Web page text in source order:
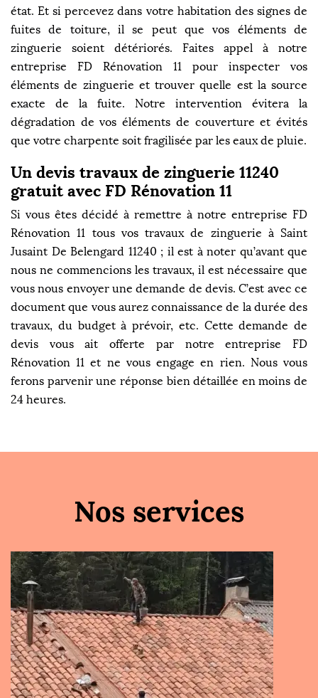
état. Et si percevez dans votre habitation des signes de
fuites de toiture, il se peut que vos éléments de
zinguerie soient détériorés. Faites appel à notre
entreprise FD Rénovation 11 pour inspecter vos
éléments de zinguerie et trouver quelle est la source
exacte de la fuite. Notre intervention évitera la
dégradation de vos éléments de couverture et évités
que votre charpente soit fragilisée par les eaux de pluie.
Un devis travaux de zinguerie 11240
gratuit avec FD Rénovation 11
Si vous êtes décidé à remettre à notre entreprise FD
Rénovation 11 tous vos travaux de zinguerie à Saint
Jusaint De Belengard 11240 ; il est à noter qu’avant que
nous ne commencions les travaux, il est nécessaire que
vous nous envoyer une demande de devis. C’est avec ce
document que vous aurez connaissance de la durée des
travaux, du budget à prévoir, etc. Cette demande de
devis vous ait offerte par notre entreprise FD
Rénovation 11 et ne vous engage en rien. Nous vous
ferons parvenir une réponse bien détaillée en moins de
24 heures.
Nos services